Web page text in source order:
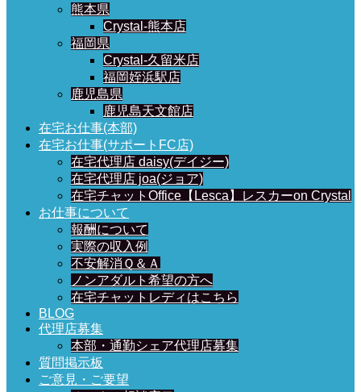
熊本県
Crystal-熊本店
福岡県
Crystal-久留米店
福岡姪浜駅店
鹿児島県
鹿児島天文館店
在宅お仕事(本部)
在宅お仕事(サポートFC店)
在宅代理店 daisy(デイジー)
在宅代理店 joa(ジョア)
在宅チャットOffice【Lesca】レスカーon Crystal
お仕事について
報酬について
実際の収入例
不安解消Ｑ＆Ａ
ノンアダルト希望の方へ
在宅チャットレディはこちら
BLOG
代理店募集
本部・通勤シェア代理店募集
質問掲示板
ご意見・ご要望